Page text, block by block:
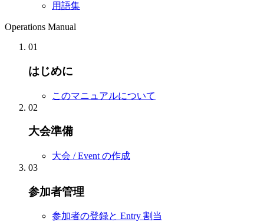
用語集
Operations Manual
01
はじめに
このマニュアルについて
02
大会準備
大会 / Event の作成
03
参加者管理
参加者の登録と Entry 割当